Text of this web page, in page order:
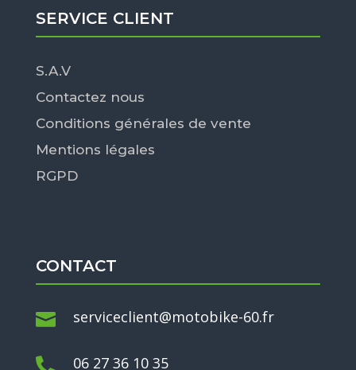
SERVICE CLIENT
S.A.V
Contactez nous
Conditions générales de vente
Mentions légales
RGPD
CONTACT
 serviceclient@motobike-60.fr
 06 27 36 10 35